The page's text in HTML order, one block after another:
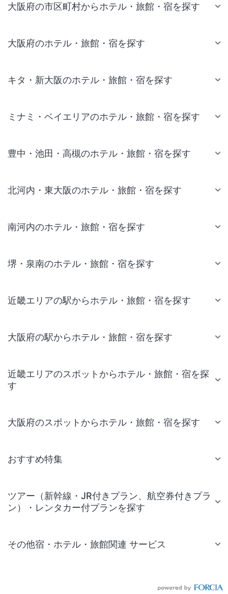
大阪府の市区町村からホテル・旅館・宿を探す
大阪府のホテル・旅館・宿を探す
キタ・新大阪のホテル・旅館・宿を探す
ミナミ・ベイエリアのホテル・旅館・宿を探す
豊中・池田・高槻のホテル・旅館・宿を探す
北河内・東大阪のホテル・旅館・宿を探す
南河内のホテル・旅館・宿を探す
堺・泉南のホテル・旅館・宿を探す
近畿エリアの駅からホテル・旅館・宿を探す
大阪府の駅からホテル・旅館・宿を探す
近畿エリアのスポットからホテル・旅館・宿を探
す
大阪府のスポットからホテル・旅館・宿を探す
おすすめ特集
ツアー（新幹線・JR付きプラン、航空券付きプラ
ン）・レンタカー付プランを探す
その他宿・ホテル・旅館関連 サービス